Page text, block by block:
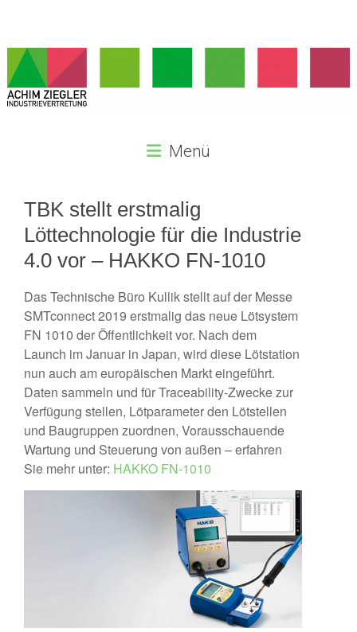
Industrievertretung
2003
selbstständig
Industrievertretung
Großraum
Baden-
Württemberg
Menü
TBK stellt erstmalig
Löttechnologie für die Industrie
4.0 vor – HAKKO FN-1010
Das Technische Büro Kullik stellt auf der Messe
SMTconnect 2019 erstmalig das neue Lötsystem
FN 1010 der Öffentlichkeit vor. Nach dem
Launch im Januar in Japan, wird diese Lötstation
nun auch am europäischen Markt eingeführt.
Daten sammeln und für Traceability-Zwecke zur
Verfügung stellen, Lötparameter den Lötstellen
und Baugruppen zuordnen, Vorausschauende
Wartung und Steuerung von außen – erfahren
Sie mehr unter: HAKKO FN-1010